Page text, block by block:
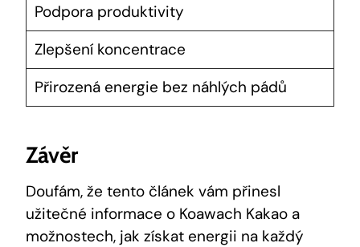
Podpora produktivity
Zlepšení koncentrace
Přirozená energie bez náhlých pádů
Závěr
Doufám, že⁢ tento článek vám přinesl
užitečné​ informace o Koawach Kakao a
‌možnostech, ⁤jak získat energii na‍ každý